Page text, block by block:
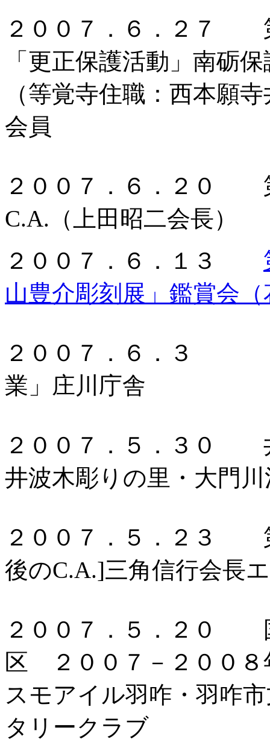
２００７．６．２７
「更正保護活動」南砺
（等覚寺住職：西本願
会員
２００７．６．２０
C.A.（上田昭二会長）
２００７．６．１３
山豊介彫刻展」鑑賞会
２００７．６．３ 「
業」庄川庁舎
２００７．５．３０
井波木彫りの里・大門
２００７．５．２３
後のC.A.]三角信行会長
２００７．５．２０
区 ２００７－２００８
スモアイル羽咋・羽咋
タリークラブ